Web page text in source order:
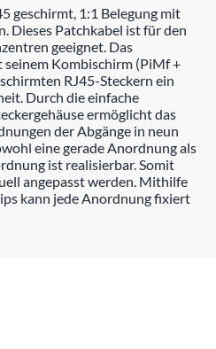
geschirmt, 1:1 Belegung mit
Dieses Patchkabel ist für den
geeignet. Das
Kombischirm (PiMf +
RJ45-Steckern ein
Durch die einfache
ermöglicht das
der Abgänge in neun
eine gerade Anordnung als
ist realisierbar. Somit
angepasst werden. Mithilfe
kann jede Anordnung fixiert